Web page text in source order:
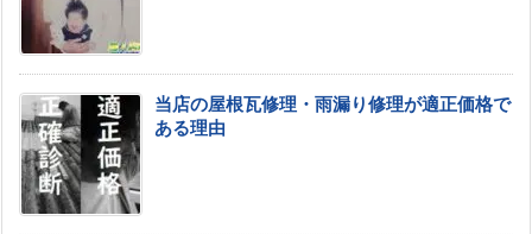
当店の屋根瓦修理・雨漏り修理が適正価格で
ある理由